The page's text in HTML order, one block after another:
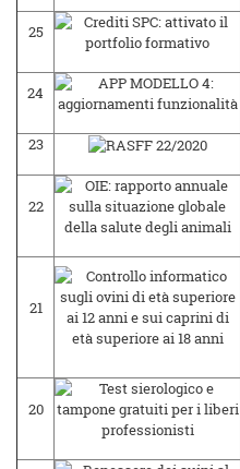
25
24
23
22
21
20